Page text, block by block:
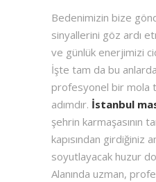
Bedenimizin bize
sinyallerini göz ardı
ve günlük enerjimizi
İşte tam da bu
profesyonel bir mola
adımdır. İstanbul
şehrin karmaşasının
kapısından girdiğiniz
soyutlayacak huzur
Alanında uzman,